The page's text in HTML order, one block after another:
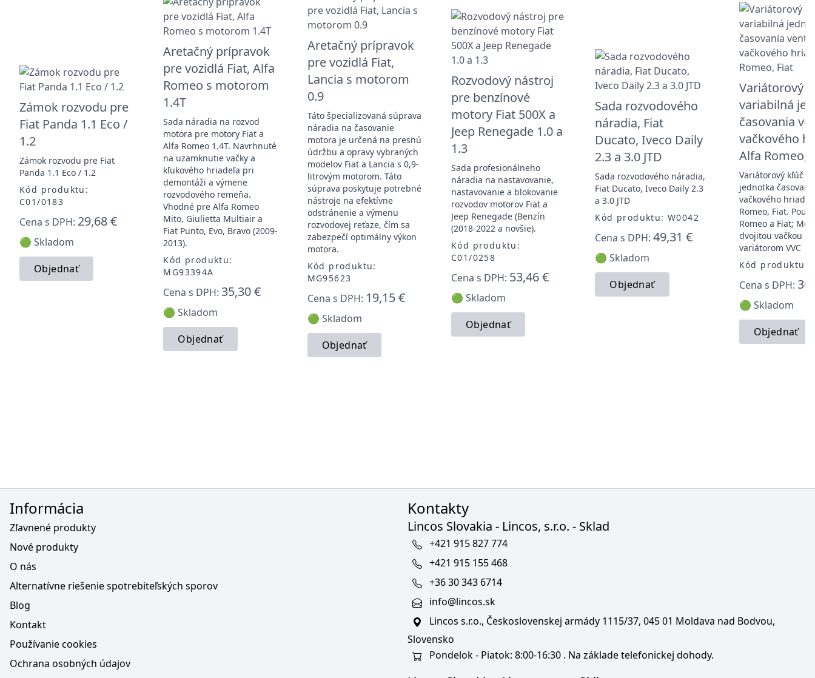
Zámok rozvodu pre
Fiat Panda 1.1 Eco /
1.2
Zámok rozvodu pre Fiat
Panda 1.1 Eco / 1.2
Kód produktu:
C01/0183
Cena s DPH: 29,68 €
🟢 Skladom
Objednať
Aretačný prípravok
pre vozidlá Fiat, Alfa
Romeo s motorom
1.4T
Sada náradia na rozvod
motora pre motory Fiat a
Alfa Romeo 1.4T. Navrhnuté
na uzamknutie vačky a
kľukového hriadeľa pri
demontáži a výmene
rozvodového remeňa.
Vhodné pre Alfa Romeo
Mito, Giulietta Multiair a
Fiat Punto, Evo, Bravo (2009-
2013).
Kód produktu:
MG93394A
Cena s DPH: 35,30 €
🟢 Skladom
Objednať
Aretačný prípravok
pre vozidlá Fiat,
Lancia s motorom
0.9
Táto špecializovaná súprava
náradia na časovanie
motora je určená na presnú
údržbu a opravy vybraných
modelov Fiat a Lancia s 0,9-
litrovým motorom. Táto
súprava poskytuje potrebné
nástroje na efektívne
odstránenie a výmenu
rozvodovej reťaze, čím sa
zabezpečí optimálny výkon
motora.
Kód produktu:
MG95623
Cena s DPH: 19,15 €
🟢 Skladom
Objednať
Rozvodový nástroj
pre benzínové
motory Fiat 500X a
Jeep Renegade 1.0 a
1.3
Sada profesionálneho
náradia na nastavovanie,
nastavovanie a blokovanie
rozvodov motorov Fiat a
Jeep Renegade (Benzín
(2018-2022 a novšie).
Kód produktu:
C01/0258
Cena s DPH: 53,46 €
🟢 Skladom
Objednať
Sada rozvodového
náradia, Fiat
Ducato, Iveco Daily
2.3 a 3.0 JTD
Sada rozvodového náradia,
Fiat Ducato, Iveco Daily 2.3
a 3.0 JTD
Kód produktu: W0042
Cena s DPH:49,31 €
🟢 Skladom
Objednať
Variátorový
variabilná
časovania
vačkového
Alfa Romeo,
Variátorový kľúč -
jednotka
vačkového
Romeo, Fiat.
Romeo a Fiat;
dvojitou vačkou s
variátorom VVC
Kód produktu:
Cena s DPH:
🟢 Skladom
Objednať
Informácia
Zľavnené produkty
Nové produkty
O nás
Alternatívne riešenie spotrebiteľských sporov
Blog
Kontakt
Používanie cookies
Ochrana osobných údajov
Kontakty
Lincos Slovakia - Lincos, s.r.o. - Sklad
+421 915 827 774
+421 915 155 468
+36 30 343 6714
info@lincos.sk
Lincos s.r.o., Československej armády 1115/37, 045 01 Moldava nad Bodvou,
Slovensko
Pondelok - Piatok: 8:00-16:30 . Na základe telefonickej dohody.